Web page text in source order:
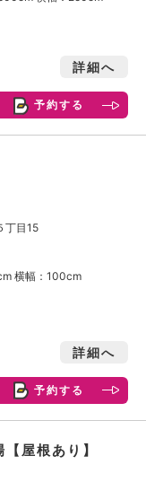
詳細へ
予約する
丁目15
横幅：100cm
詳細へ
予約する
屋根あり】